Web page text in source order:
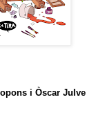
i Òscar Julve